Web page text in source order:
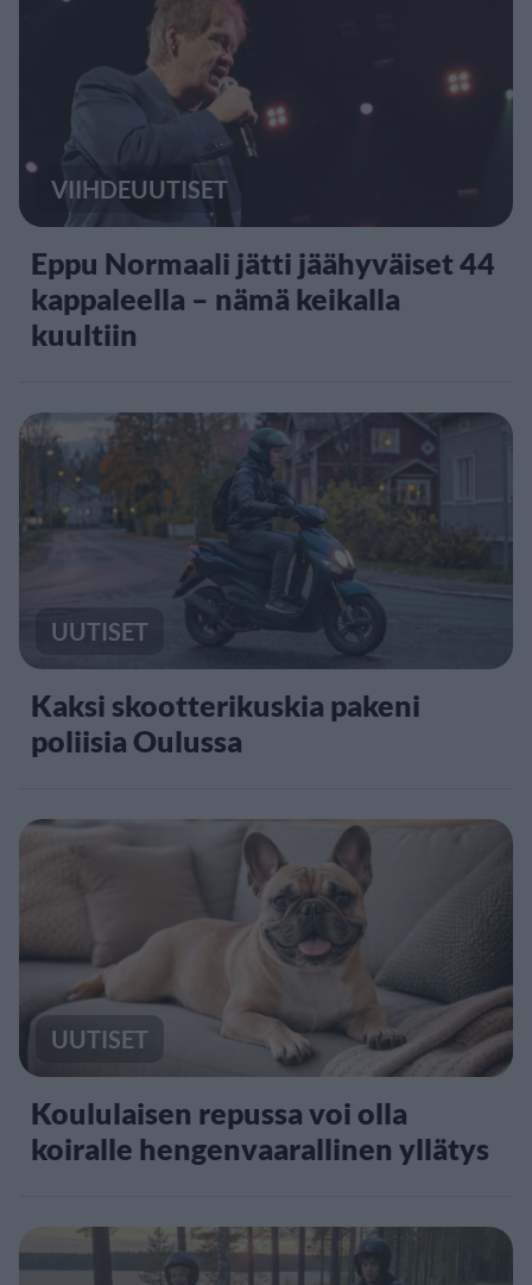
VIIHDEUUTISET
Eppu Normaali jätti jäähyväiset 44
kappaleella – nämä keikalla
kuultiin
UUTISET
Kaksi skootterikuskia pakeni
poliisia Oulussa
UUTISET
Koululaisen repussa voi olla
koiralle hengenvaarallinen yllätys